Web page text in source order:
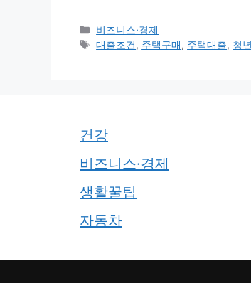
카
테
비즈니스·경제
태
대출조건, 주택구매, 주택대출, 청
건강
비즈니스·경제
생활꿀팁
자동차